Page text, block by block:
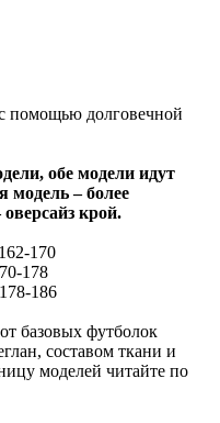
помощью долговечной
обе модели идут
модель – более
крой.
170
178
186
базовых футболок
составом ткани и
моделей читайте по